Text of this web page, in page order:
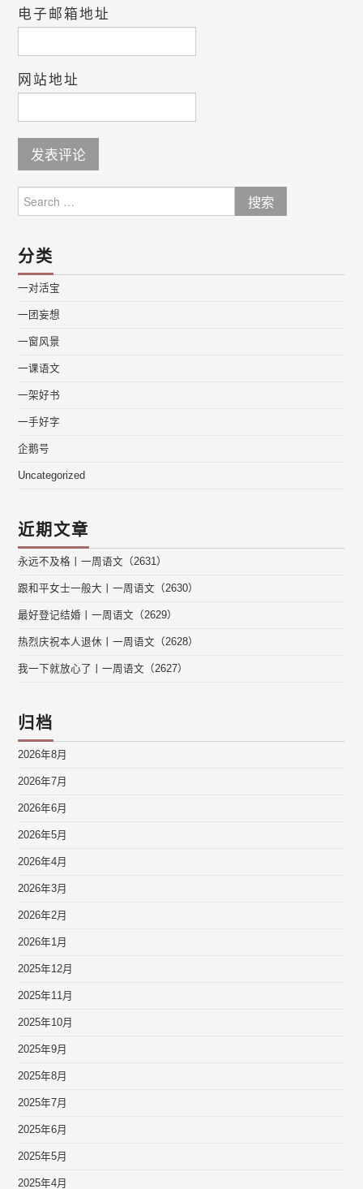
电子邮箱地址
网站地址
for:
分类
一对活宝
一团妄想
一窗风景
一课语文
一架好书
一手好字
企鹅号
Uncategorized
近期文章
永远不及格丨一周语文（2631）
跟和平女士一般大丨一周语文（2630）
最好登记结婚丨一周语文（2629）
热烈庆祝本人退休丨一周语文（2628）
我一下就放心了丨一周语文（2627）
归档
2026年8月
2026年7月
2026年6月
2026年5月
2026年4月
2026年3月
2026年2月
2026年1月
2025年12月
2025年11月
2025年10月
2025年9月
2025年8月
2025年7月
2025年6月
2025年5月
2025年4月